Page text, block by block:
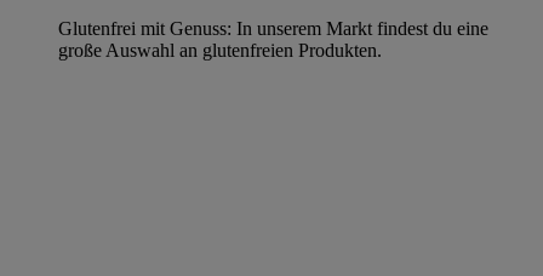
Glutenfrei mit Genuss: In unserem Markt findest du eine
große Auswahl an glutenfreien Produkten.